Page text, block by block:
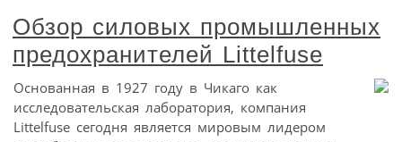
Обзор силовых промышленных
предохранителей Littelfuse
Основанная в 1927 году в Чикаго как
исследовательская лаборатория, компания
Littelfuse сегодня является мировым лидером